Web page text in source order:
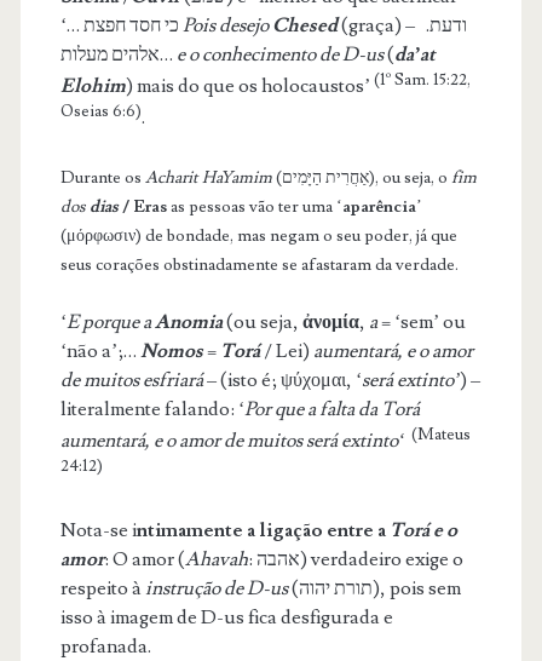
Pois desejo Chesed(graça) – .ודעת
אלהים מעלות… e o conhecimento de D-us(da’at
Elohim) mais do que os holocaustos’ (1º Sam. 15:22,
Oseias 6:6).
Durante os Acharit HaYamim (אַחֲרִית הַיָּמִים), ou seja, o fim
dos dias/ Erasas pessoas vão ter uma ‘aparência’
(μόρφωσιν) de bondade, mas negam o seu poder, já que
seus corações obstinadamente se afastaram da verdade.
‘E porque aAnomia(ou seja, ἀνομία, a= ‘sem’ ou
‘não a’;… Nomos= Torá/ Lei) aumentará, e o amor
de muitos esfriará– (isto é; ψύχομαι, ‘será extinto’) –
literalmente falando: ‘Por que a falta da Torá
aumentará, e oamor de muitos será extinto‘ (Mateus
24:12)
Nota-se intimamente a ligação entre a Torá e o
amor: O amor (Ahavah: אהבה) verdadeiro exige o
respeito àinstrução de D-us(תורת יהוה), pois sem
isso à imagem de D-us fica desfigurada e
profanada.